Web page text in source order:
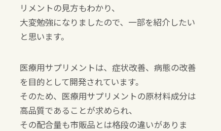
リメントの見方もわかり、
大変勉強になりましたので、一部を紹介したい
と思います。
医療用サプリメントは、症状改善、病態の改善
を目的として開発されています。
そのため、医療用サプリメントの原材料成分は
高品質であることが求められ、
その配合量も市販品とは格段の違いがありま